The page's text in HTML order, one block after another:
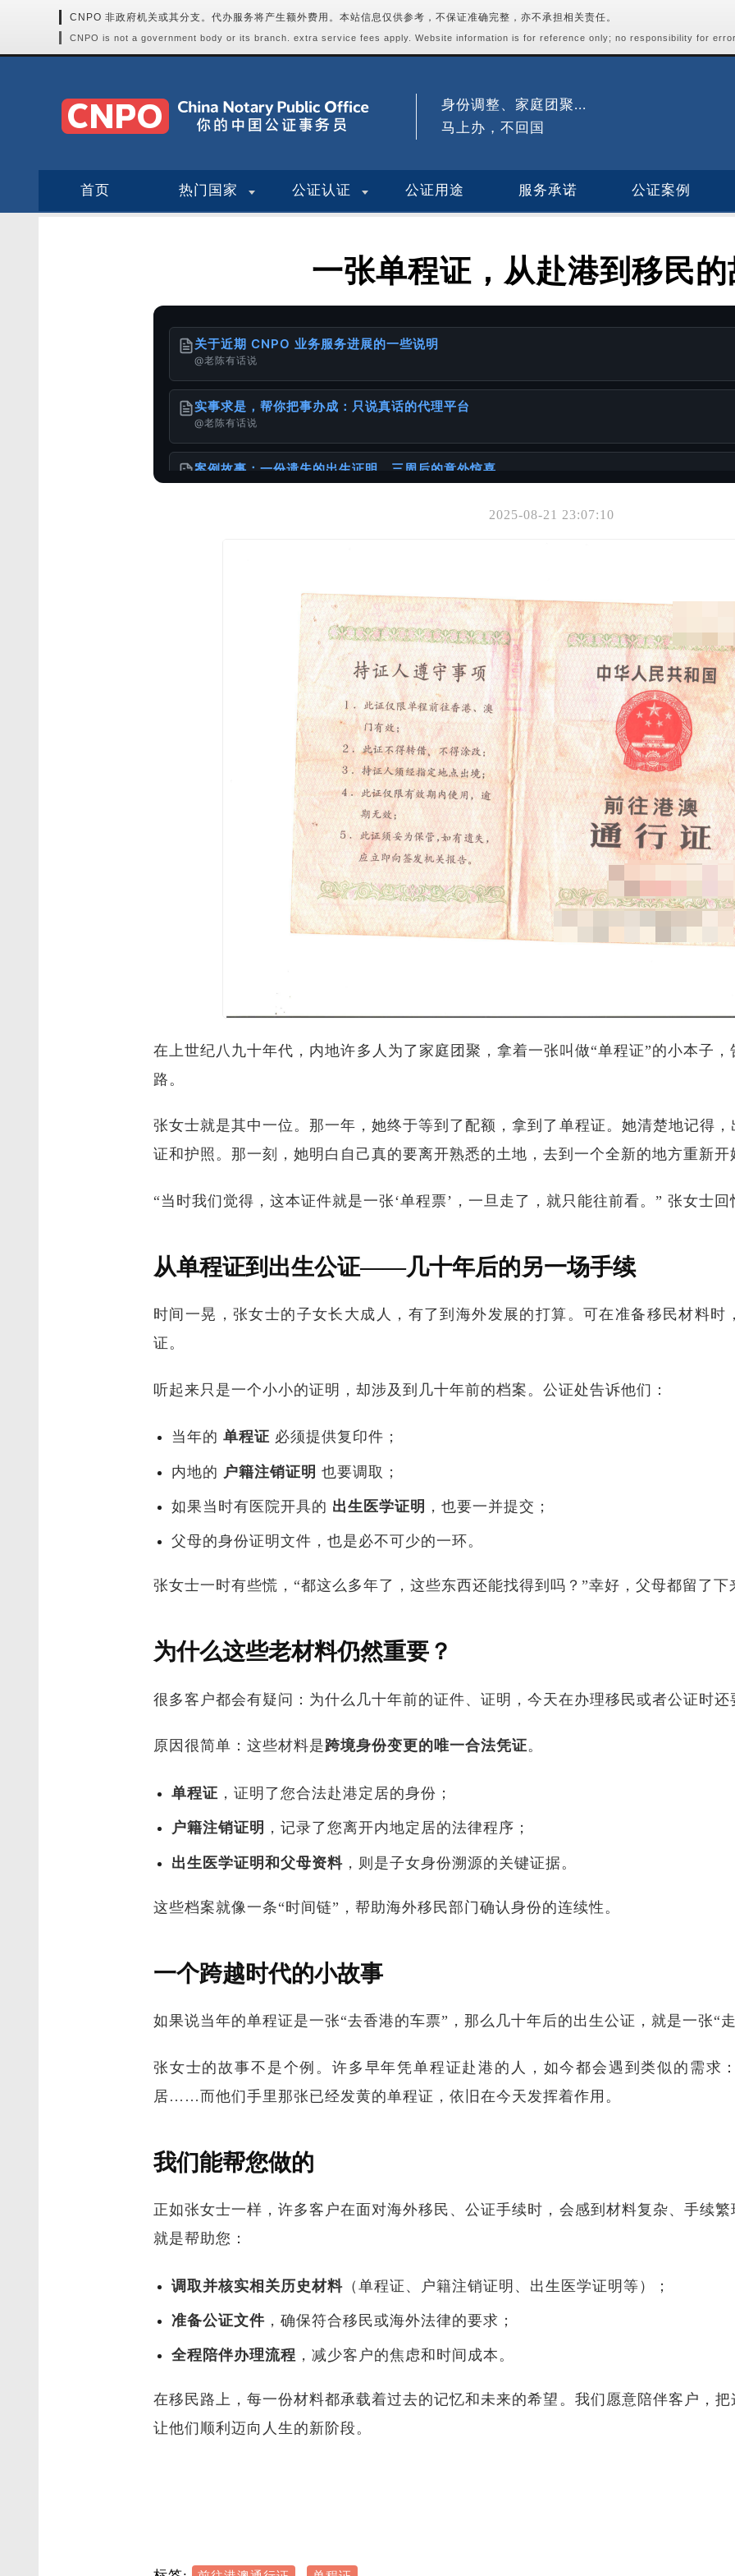
CNPO 非政府机关或其分支。代办服务将产生额外费用。本站信息仅供参考，不保证准确完整，亦不承担相关责任。
CNPO is not a government body or its branch. extra service fees apply. Website information is for reference only; no responsibility for
身份调整、家庭团聚...
马上办，不回国
首页 热门国家 公证认证 公证用途 服务承诺 公证案例
一张单程证，从赴港到移民的
关于近期 CNPO 业务服务进展的一些说明
@老陈有话说
实事求是，帮你把事办成：只说真话的代理平台
@老陈有话说
案例故事：一份遗失的出生证明，三周后的意外惊喜
@老陈有话说
你可能也喜欢
港台身份办理国内的无犯罪公证书
如何办理加拿大使用的出生公证书
2025-08-21 23:07:10
在上世纪八九十年代，内地许多人为了家庭团聚，拿着一张叫做“单程证”的小本子
路。
张女士就是其中一位。那一年，她终于等到了配额，拿到了单程证。她清楚地记得
证和护照。那一刻，她明白自己真的要离开熟悉的土地，去到一个全新的地方重新开
“当时我们觉得，这本证件就是一张‘单程票’，一旦走了，就只能往前看。” 张女士回
从单程证到出生公证——几十年后的另一场手续
时间一晃，张女士的子女长大成人，有了到海外发展的打算。可在准备移民材料时
证。
听起来只是一个小小的证明，却涉及到几十年前的档案。公证处告诉他们：
当年的单程证 必须提供复印件；
内地的 户籍注销证明 也要调取；
如果当时有医院开具的 出生医学证明 ，也要一并提交；
父母的身份证明文件，也是必不可少的一环。
张女士一时有些慌，“都这么多年了，这些东西还能找得到吗？”幸好，父母都留了下
为什么这些老材料仍然重要？
很多客户都会有疑问：为什么几十年前的证件、证明，今天在办理移民或者公证时还
原因很简单：这些材料是跨境身份变更的唯一合法凭证。
单程证 ，证明了您合法赴港定居的身份；
户籍注销证明 ，记录了您离开内地定居的法律程序；
出生医学证明和父母资料 ，则是子女身份溯源的关键证据。
这些档案就像一条“时间链”，帮助海外移民部门确认身份的连续性。
一个跨越时代的小故事
如果说当年的单程证是一张“去香港的车票”，那么几十年后的出生公证，就是一张“
张女士的故事不是个例。许多早年凭单程证赴港的人，如今都会遇到类似的需求
居……而他们手里那张已经发黄的单程证，依旧在今天发挥着作用。
我们能帮您做的
正如张女士一样，许多客户在面对海外移民、公证手续时，会感到材料复杂、手续繁
就是帮助您：
调取并核实相关历史材料 （单程证、户籍注销证明、出生医学证明等）；
准备公证文件 ，确保符合移民或海外法律的要求；
全程陪伴办理流程 ，减少客户的焦虑和时间成本。
在移民路上，每一份材料都承载着过去的记忆和未来的希望。我们愿意陪伴客户，把
让他们顺利迈向人生的新阶段。